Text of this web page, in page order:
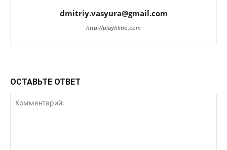
dmitriy.vasyura@gmail.com
http://playfilmo.com
ОСТАВЬТЕ ОТВЕТ